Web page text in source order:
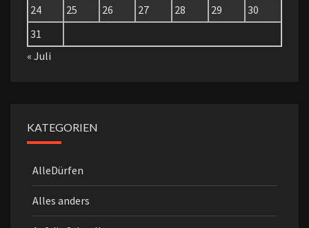
24
25 26 27 28 29
30
31
« Juli
KATEGORIEN
AlleDürfen
Alles anders